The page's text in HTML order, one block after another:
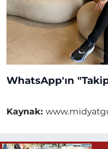
WhatsApp'ın
Kaynak: